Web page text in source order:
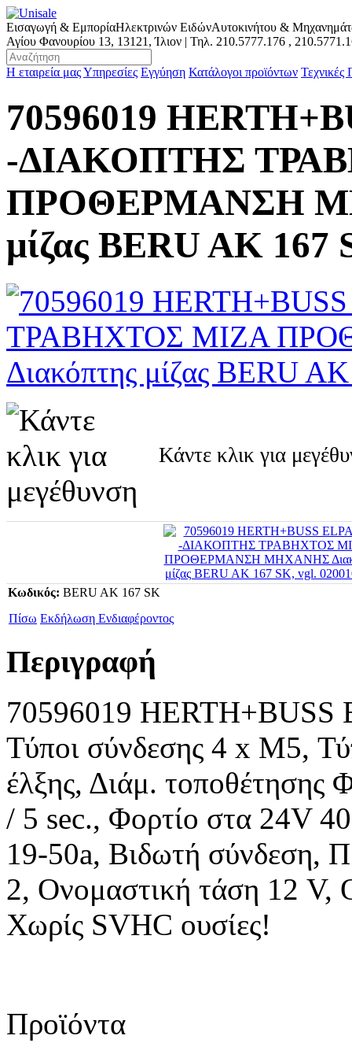
Εισαγωγή & ΕμπορίαΗλεκτρινών ΕιδώνΑυτοκινήτου &
Αγίου Φανουρίου 13, 13121, Ίλιον | Τηλ. 210.5777.176 ,
Η εταιρεία μαςΥπηρεσίες Εγγύηση Κατάλογοι προϊόντων Τεχνικές
70596019
-ΔΙΑΚΟΠΤΗΣ
ΠΡΟΘΕΡΜΑΝΣΗ
μίζας BERU AK 167
Κάντε κλικ για
Κωδικός: BERU AK 167 SK
Πίσω Εκδήλωση Ενδιαφέροντος
Περιγραφή
70596019 HERTH+BUSS
Τύποι σύνδεσης 4 x M5,
έλξης, Διάμ.
/ 5 sec., Φορτίο στα 24V
19-50a, Βιδωτή σύνδεση,
2, Ονομαστική τάση 12 V,
Χωρίς SVHC ουσίες!
Προϊόντα